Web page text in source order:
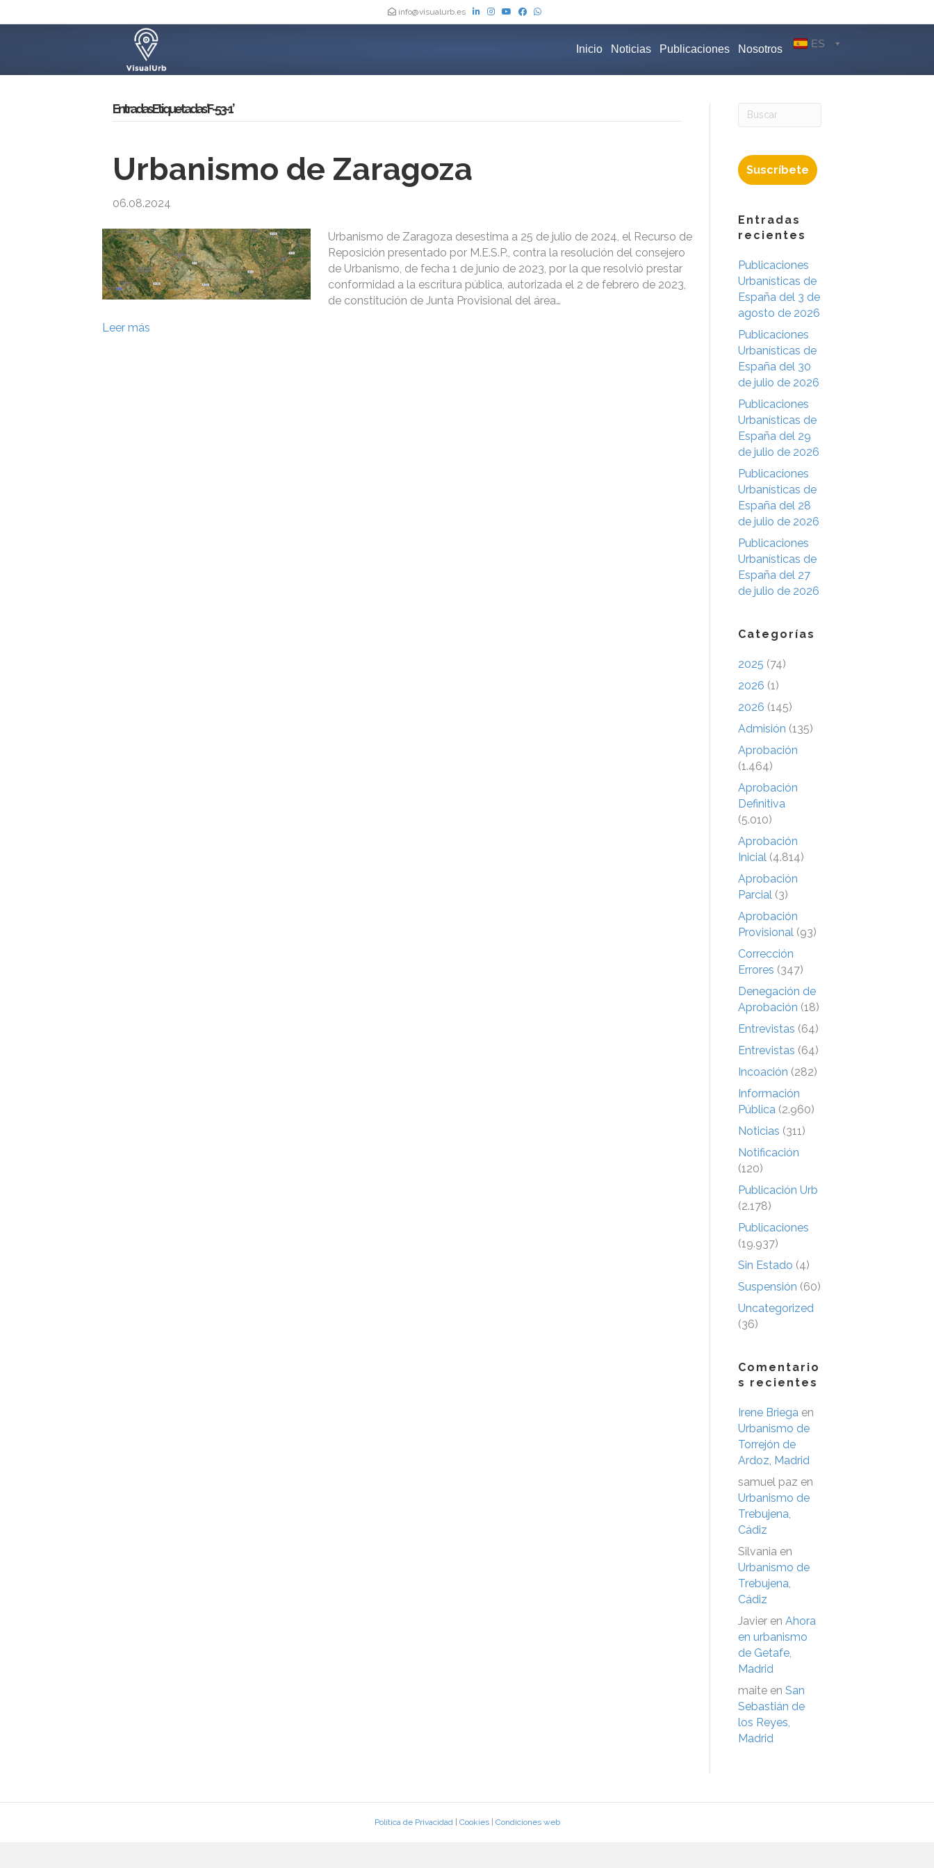
info@visualurb.es
Inicio Noticias Publicaciones Nosotros ES
Entradas Etiquetadas ‘F-53-1’
Urbanismo de Zaragoza
06.08.2024
Urbanismo de Zaragoza desestima a 25 de julio de 2024, el Recurso de
Reposición presentado por M.E.S.P., contra la resolución del consejero
de Urbanismo, de fecha 1 de junio de 2023, por la que resolvió prestar
conformidad a la escritura pública, autorizada el 2 de febrero de 2023,
de constitución de Junta Provisional del área…
Leer más
Suscríbete
Entradas
recientes
Publicaciones
Urbanísticas de
España del 3 de
agosto de 2026
Publicaciones
Urbanísticas de
España del 30
de julio de 2026
Publicaciones
Urbanísticas de
España del 29
de julio de 2026
Publicaciones
Urbanísticas de
España del 28
de julio de 2026
Publicaciones
Urbanísticas de
España del 27
de julio de 2026
Categorías
2025 (74)
2026 (1)
2026 (145)
Admisión (135)
Aprobación
(1.464)
Aprobación
Definitiva
(5.010)
Aprobación
Inicial (4.814)
Aprobación
Parcial (3)
Aprobación
Provisional (93)
Corrección
Errores (347)
Denegación de
Aprobación (18)
Entrevistas (64)
Entrevistas (64)
Incoación (282)
Información
Pública (2.960)
Noticias (311)
Notificación
(120)
Publicación Urb
(2.178)
Publicaciones
(19.937)
Sin Estado (4)
Suspensión (60)
Uncategorized
(36)
Comentario
s recientes
Irene Briega en
Urbanismo de
Torrejón de
Ardoz, Madrid
samuel paz en
Urbanismo de
Trebujena,
Cádiz
Silvania en
Urbanismo de
Trebujena,
Cádiz
Javier en Ahora
en urbanismo
de Getafe,
Madrid
maite en San
Sebastián de
los Reyes,
Madrid
Política de Privacidad| Cookies| Condiciones web